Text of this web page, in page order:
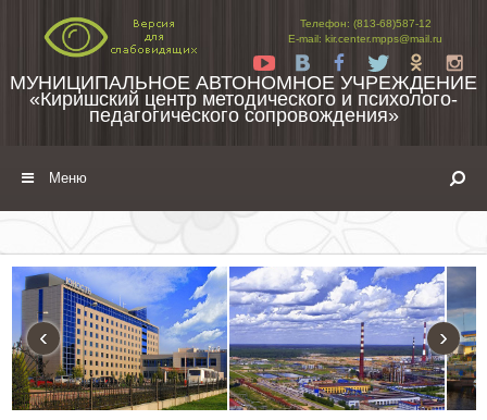
Телефон: (813-68)587-12
E-mail: kir.center.mpps@mail.ru
Yt
Tw
МУНИЦИПАЛЬНОЕ АВТОНОМНОЕ УЧРЕЖДЕНИЕ
«Киришский центр методического и психолого-
педагогического сопровождения»
Меню
‹ ›